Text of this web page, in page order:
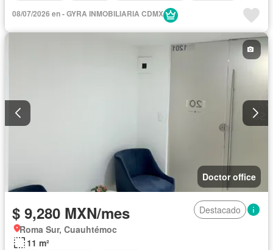
08/07/2026 en - GYRA INMOBILIARIA CDMX
Doctor office
$ 9,280 MXN/mes
Destacado
Roma Sur, Cuauhtémoc
11 m²